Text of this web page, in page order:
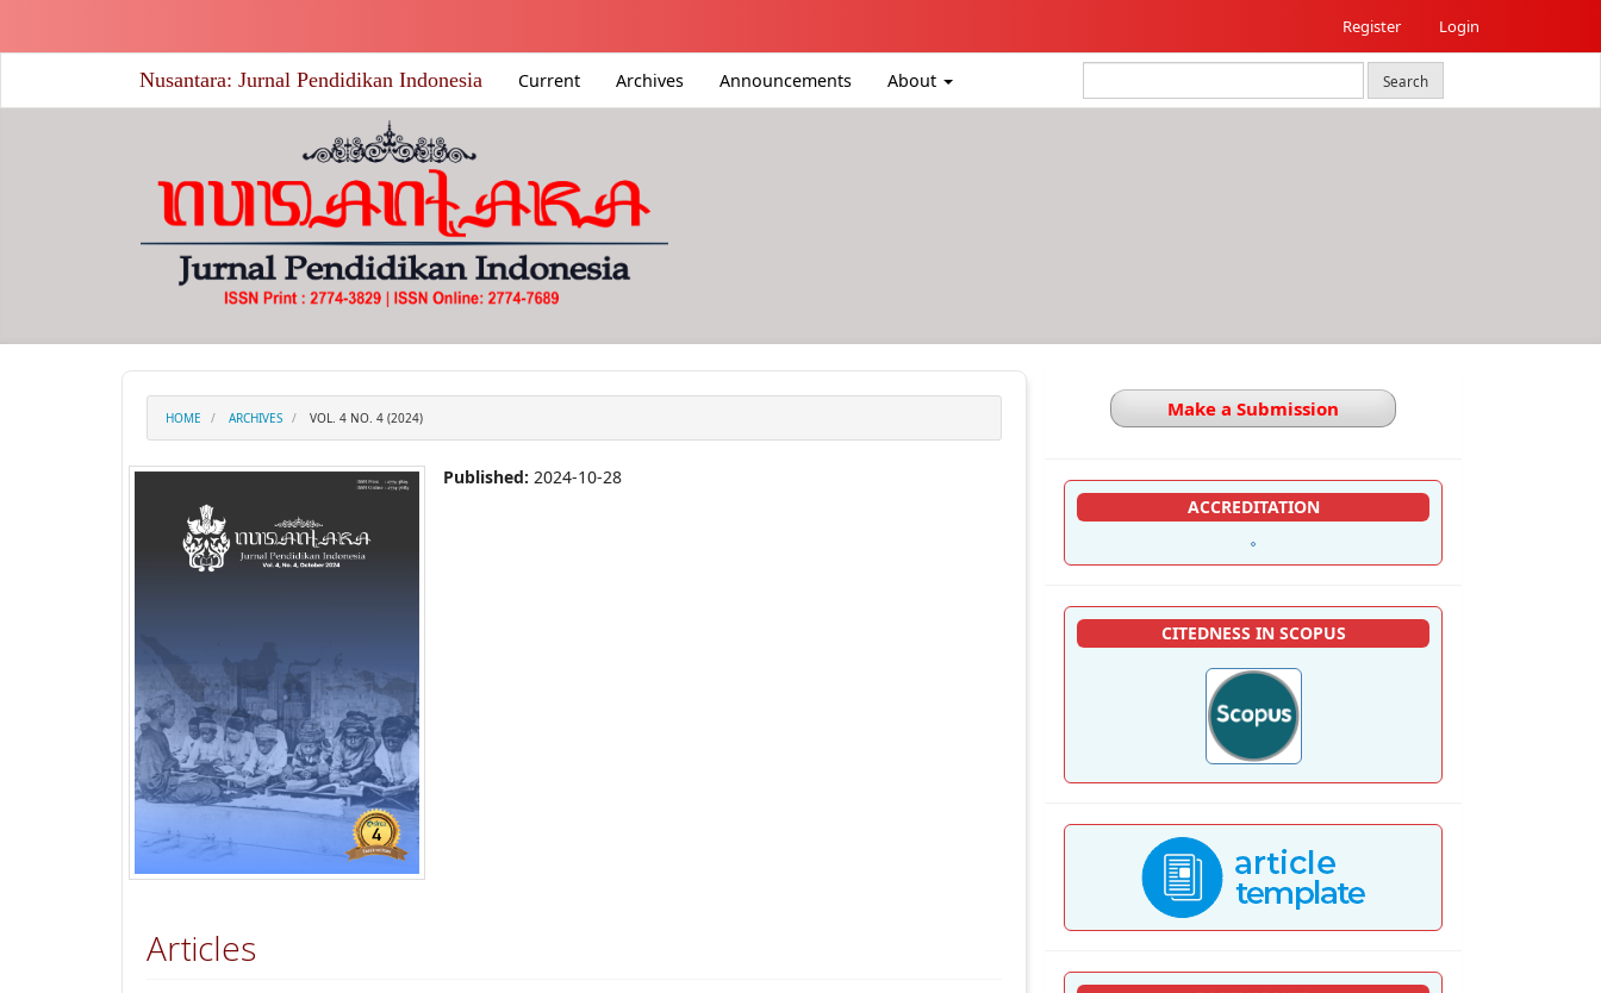
##plugins.themes.academic_free.accessible_menu.main_content##
##plugins.themes.academic_free.accessible_menu.sidebar##
Register Login
Nusantara: Jurnal Pendidikan Indonesia Current Archives Announcements About Search
HOME ARCHIVES VOL. 4 NO. 4 (2024)
Published:2024-10-28
Articles
Make a Submission
ACCREDITATION
CITEDNESS IN SCOPUS